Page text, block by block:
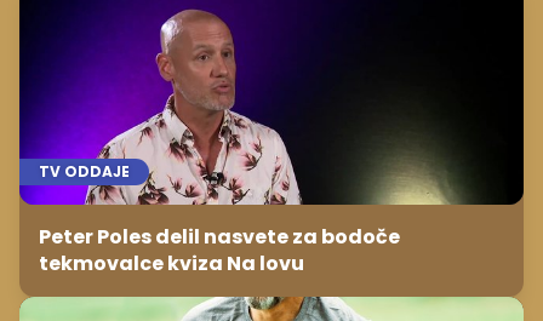
TV ODDAJE
Peter Poles delil nasvete za bodoče
tekmovalce kviza Na lovu